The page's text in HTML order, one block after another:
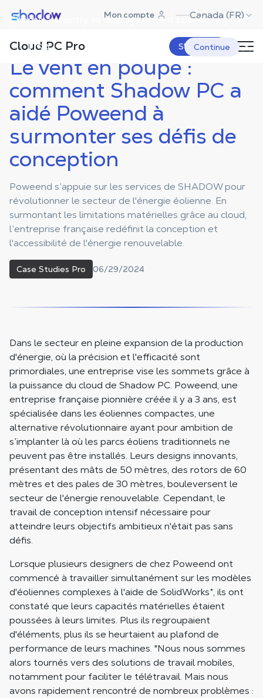
Choose a country to display content specific to your
USA Continue
Shadow.tech Mon compte Canada (FR)
Cloud PC Pro S'abonner
Shadow Blog Case Studies Pro
Le vent en poupe : comment
surmonter ses défis de
conception
Le vent en poupe :
comment Shadow PC a
aidé Poweend à
surmonter ses défis de
conception
Poweend s’appuie sur les services de SHADOW pour
révolutionner le secteur de l'énergie éolienne. En
surmontant les limitations matérielles grâce au cloud,
l’entreprise française redéfinit la conception et
l'accessibilité de l'énergie renouvelable.
Case Studies Pro 06/29/2024
Dans le secteur en pleine expansion de la production
d'énergie, où la précision et l'efficacité sont
primordiales, une entreprise vise les sommets grâce à
la puissance du cloud de Shadow PC. Poweend, une
entreprise française pionnière créée il y a 3 ans, est
spécialisée dans les éoliennes compactes, une
alternative révolutionnaire ayant pour ambition de
s’implanter là où les parcs éoliens traditionnels ne
peuvent pas être installés. Leurs designs innovants,
présentant des mâts de 50 mètres, des rotors de 60
mètres et des pales de 30 mètres, bouleversent le
secteur de l'énergie renouvelable. Cependant, le
travail de conception intensif nécessaire pour
atteindre leurs objectifs ambitieux n'était pas sans
défis.
Lorsque plusieurs designers de chez Poweend ont
commencé à travailler simultanément sur les modèles
d'éoliennes complexes à l'aide de SolidWorks*, ils ont
constaté que leurs capacités matérielles étaient
poussées à leurs limites. Plus ils regroupaient
d'éléments, plus ils se heurtaient au plafond de
performance de leurs machines. "Nous nous sommes
alors tournés vers des solutions de travail mobiles,
notamment pour faciliter le télétravail. Mais nous
avons rapidement rencontré de nombreux problèmes :